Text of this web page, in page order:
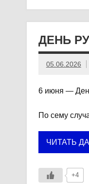
ДЕНЬ
05.06.2026
6 июня —
По сему
ЧИТАТЬ
+4